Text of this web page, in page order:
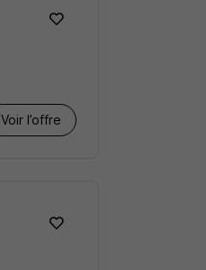
Voir l’offre